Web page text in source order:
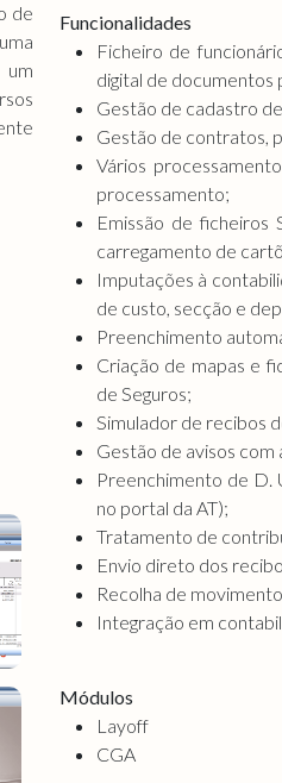
de
Funcionalidades
Ficheiro de
digital de documentos
Gestão de cadastro
Gestão de contratos,
Vários
processamento;
Emissão de ficheiros
carregamento de
Imputações à
de custo, secção e
Preenchimento
Criação de mapas e
de Seguros;
Simulador de recibos
Gestão de avisos com
Preenchimento de D.
no portal da AT);
Tratamento de
Envio direto dos
Recolha de
Integração em
Módulos
Layoff
CGA